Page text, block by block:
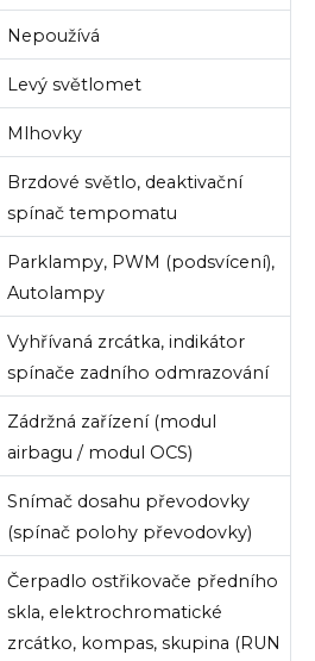
Nepoužívá
Levý světlomet
Mlhovky
Brzdové světlo, deaktivační
spínač tempomatu
Parklampy, PWM (podsvícení),
Autolampy
Vyhřívaná zrcátka, indikátor
spínače zadního odmrazování
Zádržná zařízení (modul
airbagu / modul OCS)
Snímač dosahu převodovky
(spínač polohy převodovky)
Čerpadlo ostřikovače předního
skla, elektrochromatické
zrcátko, kompas, skupina (RUN